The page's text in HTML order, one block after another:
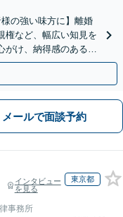
の強い味方に】離婚
権など、幅広い知見を
がけ、納得感のある解
メールで面談予約
インタビュー
を見る
東京都
事務所